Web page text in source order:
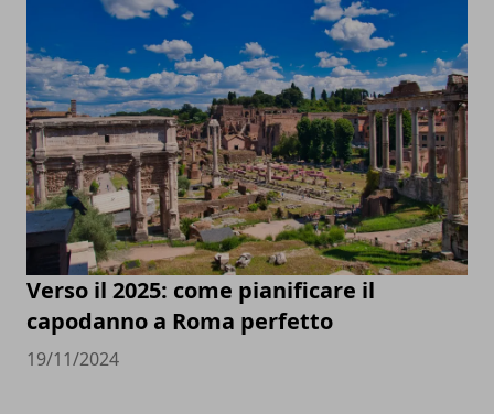
Verso il 2025: come pianificare il
capodanno a Roma perfetto
19/11/2024